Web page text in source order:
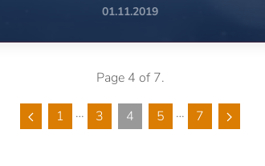
01.11.2019
Page 4 of 7.
1 … 3 4 5 … 7